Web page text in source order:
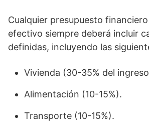
Cualquier presupuesto
efectivo siempre deberá incluir
definidas, incluyendo las
Vivienda (30-35% del
Alimentación (10-15%).
Transporte (10-15%).